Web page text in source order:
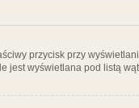
przycisk przy
jest wyświetlana pod listą